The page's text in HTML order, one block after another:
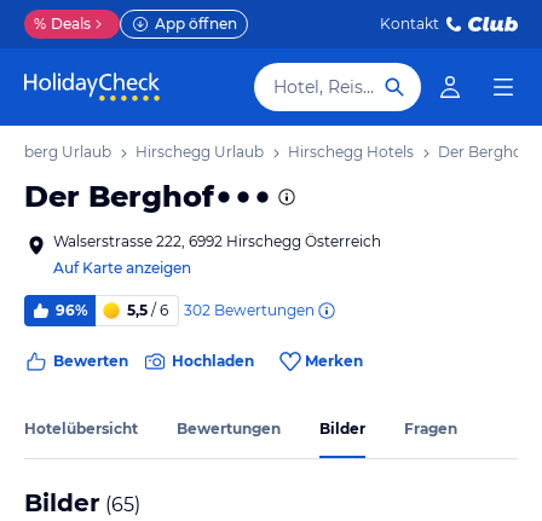
% Deals App öffnen Kontakt
Hotel, Reiseziel
Urlaub Hirschegg Urlaub Hirschegg Hotels Der Berghof
Der Berghof
Walserstrasse 222, 6992 Hirschegg Österreich
Auf Karte anzeigen
96% 5,5 / 6 302 Bewertungen
Bewerten Hochladen Merken
Hotelübersicht Bewertungen Bilder Fragen
Bilder (65)